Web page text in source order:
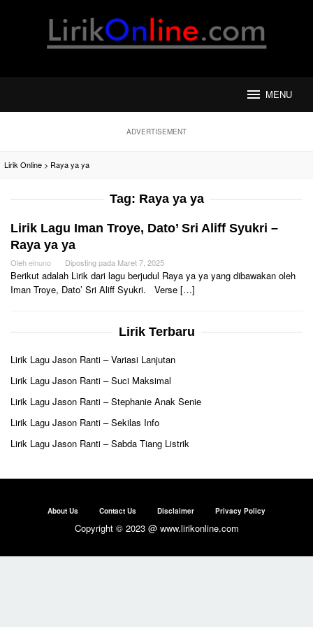
MENU
ADVERTISEMENT
Lirik Online > Raya ya ya
Tag: Raya ya ya
Lirik Lagu Iman Troye, Dato’ Sri Aliff Syukri –
Raya ya ya
Olehelnuno Diposting pada Maret 7, 2025
Berikut adalah Lirik dari lagu berjudul Raya ya ya yang dibawakan oleh
Iman Troye, Dato’ Sri Aliff Syukri. Verse […]
Lirik Terbaru
Lirik Lagu Jason Ranti – Variasi Lanjutan
Lirik Lagu Jason Ranti – Suci Maksimal
Lirik Lagu Jason Ranti – Stephanie Anak Senie
Lirik Lagu Jason Ranti – Sekilas Info
Lirik Lagu Jason Ranti – Sabda Tiang Listrik
About Us Contact Us Disclaimer Privacy Policy
Copyright © 2023 @ www.lirikonline.com